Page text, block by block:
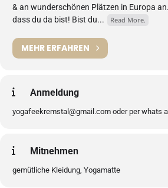
& an wunderschönen Plätzen in Europa
dass du da bist! Bist du...
Read More.
MEHR ERFAHREN
Anmeldung
yogafeekremstal@gmail.com oder per whats
Mitnehmen
gemütliche Kleidung, Yogamatte